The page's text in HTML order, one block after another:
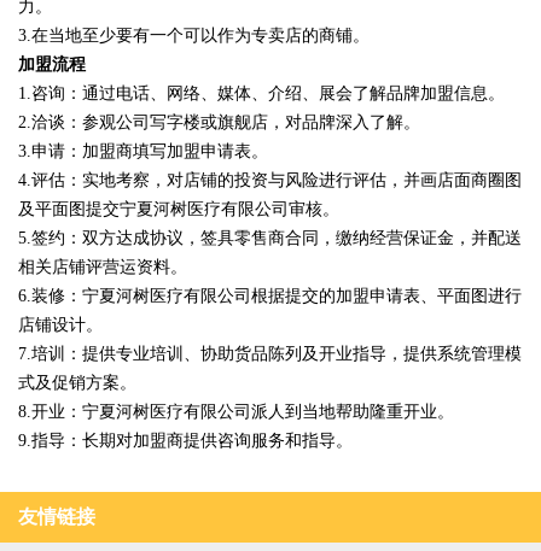
力。
3.在当地至少要有一个可以作为专卖店的商铺。
加盟流程
1.咨询：通过电话、网络、媒体、介绍、展会了解品牌加盟信息。
2.洽谈：参观公司写字楼或旗舰店，对品牌深入了解。
3.申请：加盟商填写加盟申请表。
4.评估：实地考察，对店铺的投资与风险进行评估，并画店面商圈图
及平面图提交宁夏河树医疗有限公司审核。
5.签约：双方达成协议，签具零售商合同，缴纳经营保证金，并配送
相关店铺评营运资料。
6.装修：宁夏河树医疗有限公司根据提交的加盟申请表、平面图进行
店铺设计。
7.培训：提供专业培训、协助货品陈列及开业指导，提供系统管理模
式及促销方案。
8.开业：宁夏河树医疗有限公司派人到当地帮助隆重开业。
9.指导：长期对加盟商提供咨询服务和指导。
友情链接